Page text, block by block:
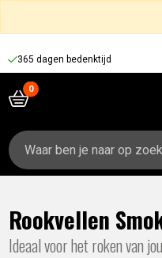
365 dagen bedenktijd
Zoeken
naar:
Rookvellen
Ideaal voor het roken van